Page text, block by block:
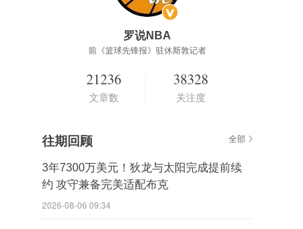
罗说NBA
前《篮球先锋报》驻休斯敦记者
21236
文章数
38328
关注度
往期回顾 全部
3年7300万美元！狄龙与太阳完成提前续
约 攻守兼备完美适配布克
2026-08-06 09:34